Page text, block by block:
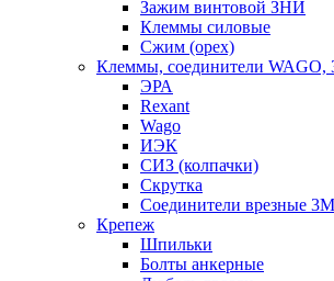
Зажим винтовой ЗНИ
Клеммы силовые
Сжим (орех)
Клеммы, соединители
ЭРА
Rexant
Wago
ИЭК
СИЗ (колпачки)
Скрутка
Соединители врезные
Крепеж
Шпильки
Болты анкерные